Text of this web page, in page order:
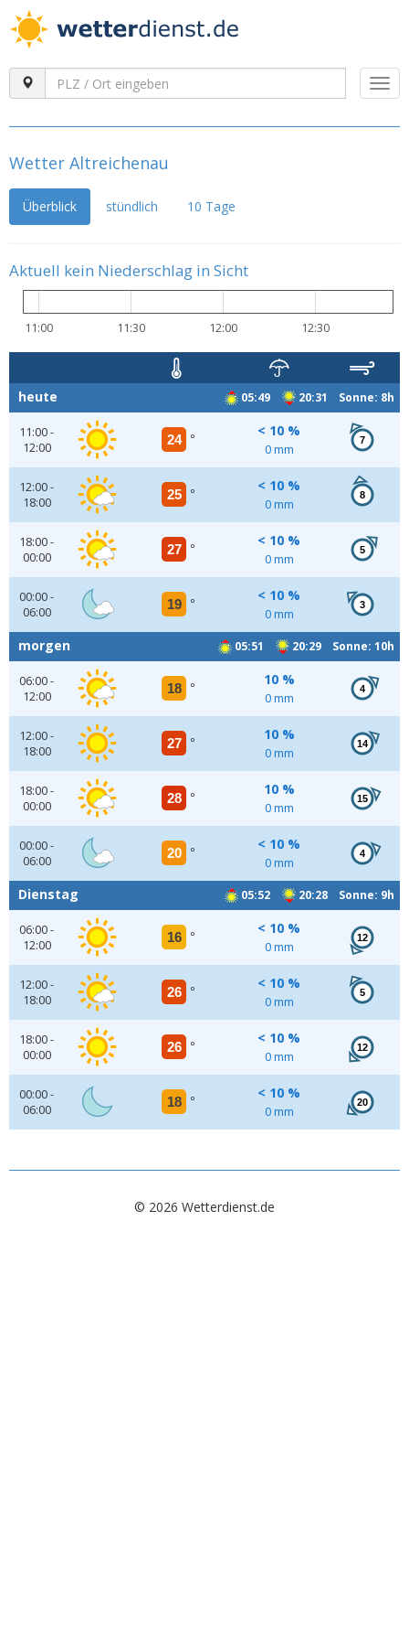
Wetter Altreichenau
Überblick stündlich 10 Tage
Aktuell kein Niederschlag in Sicht
11:00 11:30 12:00 12:30
05:49 20:31 Sonne: 8h
heute
11:00 -
12:00
24 °
< 10 %
0 mm
7
12:00 -
18:00
25 °
< 10 %
0 mm
8
18:00 -
00:00
27 °
< 10 %
0 mm
5
00:00 -
06:00
19 °
< 10 %
0 mm
3
05:51 20:29 Sonne: 10h
morgen
06:00 -
12:00
18 °
10 %
0 mm
4
12:00 -
18:00
27 °
10 %
0 mm
14
18:00 -
00:00
28 °
10 %
0 mm
15
00:00 -
06:00
20 °
< 10 %
0 mm
4
05:52 20:28 Sonne: 9h
Dienstag
06:00 -
12:00
16 °
< 10 %
0 mm
12
12:00 -
18:00
26 °
< 10 %
0 mm
5
18:00 -
00:00
26 °
< 10 %
0 mm
12
00:00 -
06:00
18 °
< 10 %
0 mm
20
© 2026 Wetterdienst.de